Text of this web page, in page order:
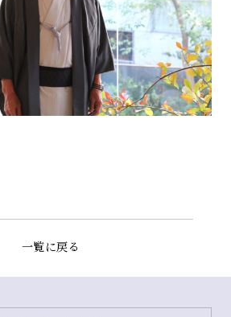
一覧に戻る